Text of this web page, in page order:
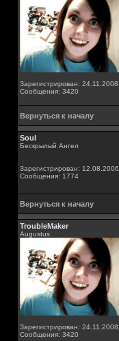
Зарегистрирован: 24.11.2008
Сообщения: 3420
Вернуться к началу
Soul
Бескрылый Ангел
Зарегистрирован: 12.08.2006
Сообщения: 1774
Вернуться к началу
TroubleMaker
Augustus
Зарегистрирован: 24.11.2008
Сообщения: 3420